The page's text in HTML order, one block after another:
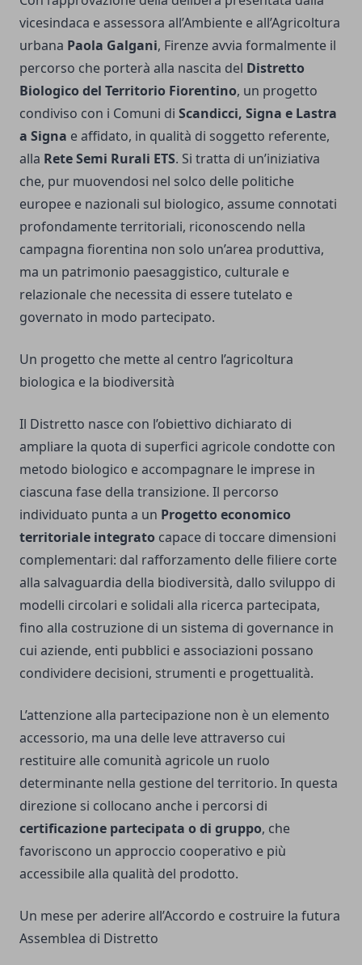
vicesindaca e assessora all’Ambiente e all’Agricoltura
urbana Paola Galgani, Firenze avvia formalmente il
percorso che porterà alla nascita del Distretto
Biologico del Territorio Fiorentino, un progetto
condiviso con i Comuni di Scandicci, Signa e Lastra
a Signa e affidato, in qualità di soggetto referente,
alla Rete Semi Rurali ETS. Si tratta di un’iniziativa
che, pur muovendosi nel solco delle politiche
europee e nazionali sul biologico, assume connotati
profondamente territoriali, riconoscendo nella
campagna fiorentina non solo un’area produttiva,
ma un patrimonio paesaggistico, culturale e
relazionale che necessita di essere tutelato e
governato in modo partecipato.
Un progetto che mette al centro l’agricoltura
biologica e la biodiversità
Il Distretto nasce con l’obiettivo dichiarato di
ampliare la quota di superfici agricole condotte con
metodo biologico e accompagnare le imprese in
ciascuna fase della transizione. Il percorso
individuato punta a un Progetto economico
territoriale integrato capace di toccare dimensioni
complementari: dal rafforzamento delle filiere corte
alla salvaguardia della biodiversità, dallo sviluppo di
modelli circolari e solidali alla ricerca partecipata,
fino alla costruzione di un sistema di governance in
cui aziende, enti pubblici e associazioni possano
condividere decisioni, strumenti e progettualità.
L’attenzione alla partecipazione non è un elemento
accessorio, ma una delle leve attraverso cui
restituire alle comunità agricole un ruolo
determinante nella gestione del territorio. In questa
direzione si collocano anche i percorsi di
certificazione partecipata o di gruppo, che
favoriscono un approccio cooperativo e più
accessibile alla qualità del prodotto.
Un mese per aderire all’Accordo e costruire la futura
Assemblea di Distretto